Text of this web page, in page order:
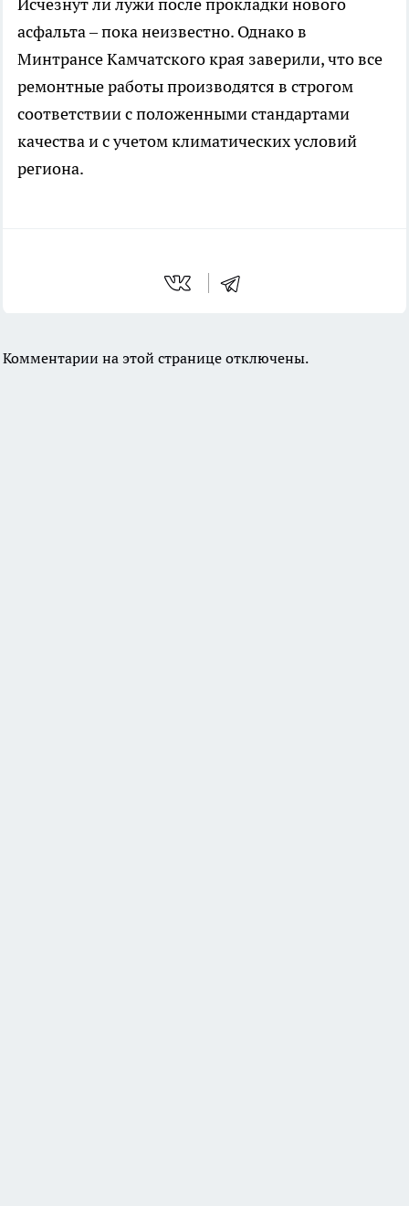
асфальта – пока неизвестно. Однако в
Минтрансе Камчатского края заверили, что все
ремонтные работы производятся в строгом
соответствии с положенными стандартами
качества и с учетом климатических условий
региона.
Комментарии на этой странице отключены.